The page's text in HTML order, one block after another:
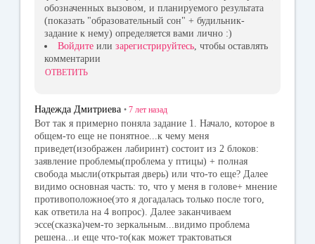
обозначенных вызовом, и планируемого результата
(показать "образовательный сон" + будильник-
задание к нему) определяется вами лично :)
Войдите или зарегистрируйтесь , чтобы оставлять
комментарии
ОТВЕТИТЬ
Надежда Дмитриева • 7 лет назад
Вот так я примерно поняла задание 1. Начало, которое в
общем-то еще не понятное...к чему меня
приведет(изображен лабиринт) состоит из 2 блоков:
заявление проблемы(проблема у птицы) + полная
свобода мысли(открытая дверь) или что-то еще? Далее
видимо основная часть: то, что у меня в голове+ мнение
противоположное(это я догадалась только после того,
как ответила на 4 вопрос). Далее заканчиваем
эссе(сказка)чем-то зеркальным...видимо проблема
решена...и еще что-то(как может трактоваться